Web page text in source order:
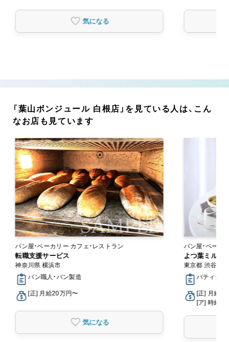
気になる
「葉山ボンジュール 白根店」を見ている人は、こん
なお店も見ています
パン屋・ベーカリー カフェ・レストラン
転職支援サービス
神奈川県 横浜市
パン職人・パン製造
[正] 月給20万円〜
気になる
よつ葉ミルク
東京都 渋谷区
パティシエ
[正] 月給
[ア] 時給